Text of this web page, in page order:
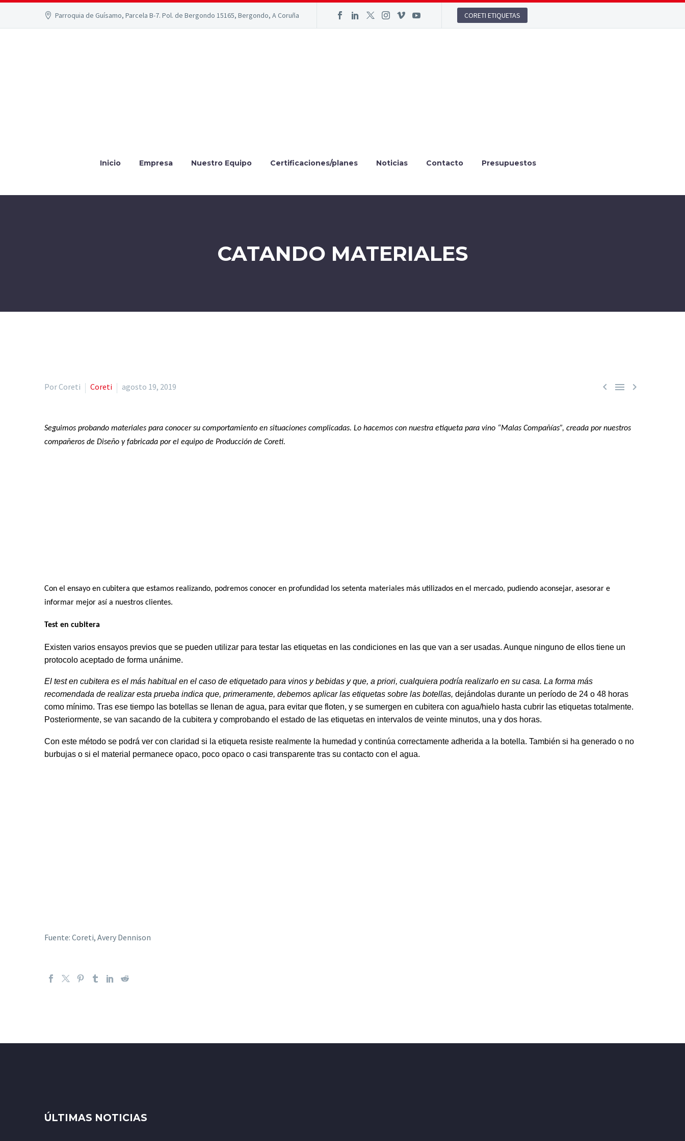
Parroquia de Guísamo, Parcela B-7. Pol. de Bergondo 15165, Bergondo, A Coruña CORETI ETIQUETAS
Inicio Empresa Nuestro Equipo Certificaciones/planes Noticias Contacto Presupuestos
CATANDO MATERIALES
  
Por Coreti Coreti agosto 19, 2019
Seguimos probando materiales para conocer su comportamiento en situaciones complicadas. Lo hacemos con nuestra etiqueta para vino “Malas Compañías”, creada por nuestros
compañeros de Diseño y fabricada por el equipo de Producción de Coreti.
Con el ensayo en cubitera que estamos realizando, podremos conocer en profundidad los setenta materiales más utilizados en el mercado, pudiendo aconsejar, asesorar e
informar mejor así a nuestros clientes.
Test en cubitera
Existen varios ensayos previos que se pueden utilizar para testar las etiquetas en las condiciones en las que van a ser usadas. Aunque ninguno de ellos tiene un
protocolo aceptado de forma unánime.
El test en cubitera es el más habitual en el caso de etiquetado para vinos y bebidas y que, a priori, cualquiera podría realizarlo en su casa. La forma más
recomendada de realizar esta prueba indica que, primeramente, debemos aplicar las etiquetas sobre las botellas, dejándolas durante un período de 24 o 48 horas
como mínimo. Tras ese tiempo las botellas se llenan de agua, para evitar que floten, y se sumergen en cubitera con agua/hielo hasta cubrir las etiquetas totalmente.
Posteriormente, se van sacando de la cubitera y comprobando el estado de las etiquetas en intervalos de veinte minutos, una y dos horas.
Con este método se podrá ver con claridad si la etiqueta resiste realmente la humedad y continúa correctamente adherida a la botella. También si ha generado o no
burbujas o si el material permanece opaco, poco opaco o casi transparente tras su contacto con el agua.
Fuente: Coreti, Avery Dennison
ÚLTIMAS NOTICIAS